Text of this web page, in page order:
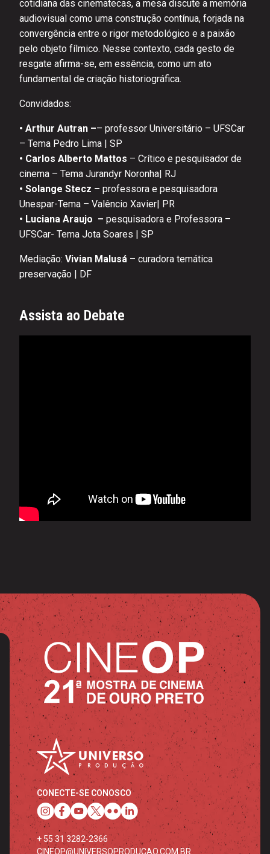
cotidiana das cinematecas, a mesa discute a memória
audiovisual como uma construção contínua, forjada na
convergência entre o rigor metodológico e a paixão
pelo objeto fílmico. Nesse contexto, cada gesto de
resgate afirma-se, em essência, como um ato
fundamental de criação historiográfica.
Convidados:
• Arthur Autran –– professor Universitário – UFSCar
– Tema Pedro Lima | SP
• Carlos Alberto Mattos – Crítico e pesquisador de
cinema – Tema Jurandyr Noronha| RJ
• Solange Stecz – professora e pesquisadora
Unespar-Tema – Valêncio Xavier| PR
• Luciana Araujo – pesquisadora e Professora –
UFSCar- Tema Jota Soares | SP
Mediação: Vivian Malusá – curadora temática
preservação | DF
Assista ao Debate
CONECTE-SE CONOSCO
+ 55 31 3282-2366
CINEOP@UNIVERSOPRODUCAO.COM.BR